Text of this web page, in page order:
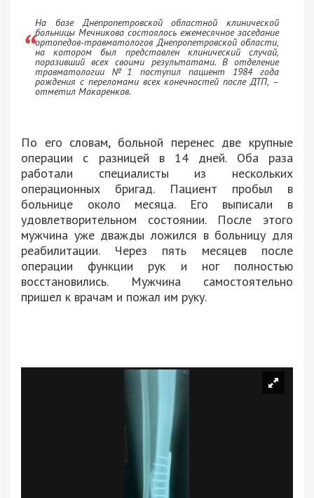
На базе Днепропетровской областной клинической
больницы Мечникова состоялось ежемесячное заседание
ортопедов-травматологов Днепропетровской области,
на котором был представлен клинический случай,
поразивший всех своими результатами. В отделение
травматологии №1 поступил пациент 1984 года
рождения с переломами всех конечностей после ДТП, –
отметил Макаренков.
По его словам, больной перенес две крупные
операции с разницей в 14 дней. Оба раза
работали специалисты из нескольких
операционных бригад. Пациент пробыл в
больнице около месяца. Его выписали в
удовлетворительном состоянии. После этого
мужчина уже дважды ложился в больницу для
реабилитации. Через пять месяцев после
операции функции рук и ног полностью
восстановились. Мужчина самостоятельно
пришел к врачам и пожал им руку.